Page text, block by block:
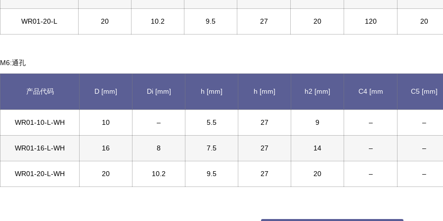
WR01-20-L 20 10.2 9.5 27 20 120 20
M6:通孔
产品代码 D [mm] Di [mm] h [mm] h [mm] h2 [mm] C4 [mm C5 [mm]
WR01-10-L-WH 10 – 5.5 27 9 – –
WR01-16-L-WH 16 8 7.5 27 14 – –
WR01-20-L-WH 20 10.2 9.5 27 20 – –